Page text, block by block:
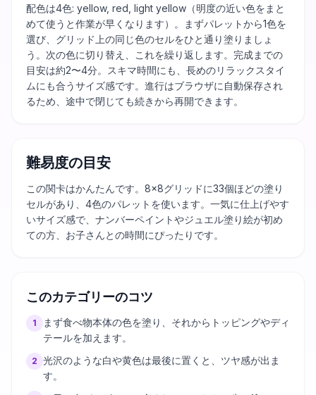
配色は4色: yellow, red, light yellow（明度の近い色をまと
めて使うと作業が早くなります）。まずパレットから1色を
選び、グリッド上の同じ色のセルをひと通り塗りましょ
う。次の色に切り替え、これを繰り返します。完成までの
目安は約2〜4分。スキマ時間にも、長めのリラックスタイ
ムにも合うサイズ感です。進行はブラウザに自動保存され
るため、途中で閉じても続きから再開できます。
難易度の目安
この関卡はかんたんです。8×8グリッドに33個ほどの塗り
セルがあり、4色のパレットを使います。一気に仕上げやす
いサイズ感で、ナンバーペイントやジュエル塗り絵が初め
ての方、お子さんとの時間にぴったりです。
このカテゴリーのコツ
1
まず食べ物本体の色を塗り、それからトッピングやディ
テールを加えます。
2 光沢のような白や黄色は最後に置くと、ツヤ感が出ま
す。